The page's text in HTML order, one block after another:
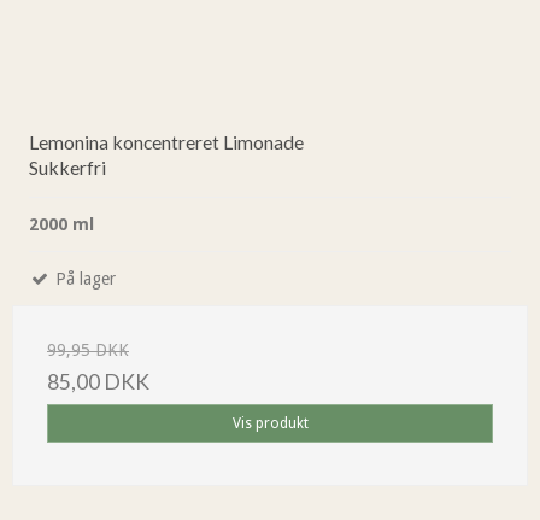
Lemonina koncentreret Limonade
Sukkerfri
2000 ml
På lager
99,95 DKK
85,00 DKK
Vis produkt